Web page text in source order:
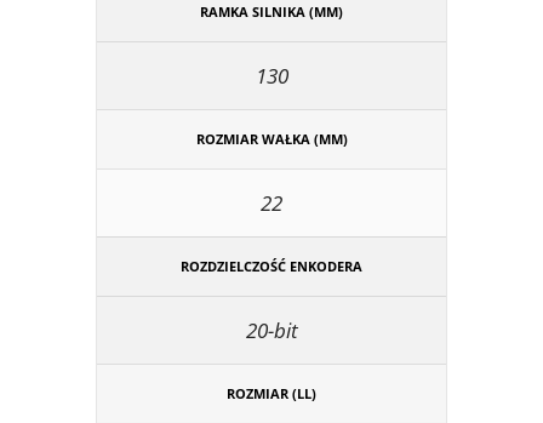
RAMKA SILNIKA (MM)
130
ROZMIAR WAŁKA (MM)
22
ROZDZIELCZOŚĆ ENKODERA
20-bit
ROZMIAR (LL)